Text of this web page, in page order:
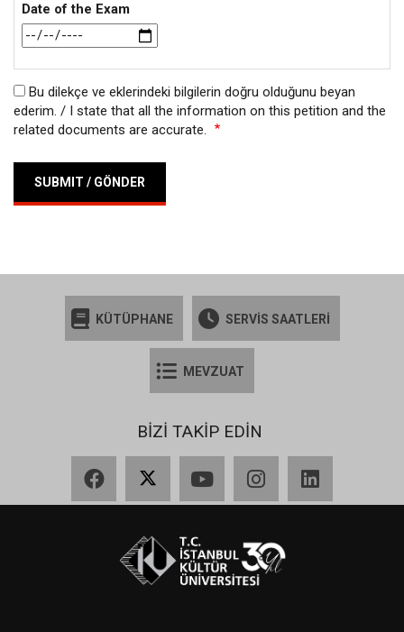
Date of the Exam
Bu dilekçe ve eklerindeki bilgilerin doğru olduğunu beyan
ederim. / I state that all the information on this petition and the
related documents are accurate.
KÜTÜPHANE SERVİS SAATLERİ
MEVZUAT
BİZİ TAKİP EDİN